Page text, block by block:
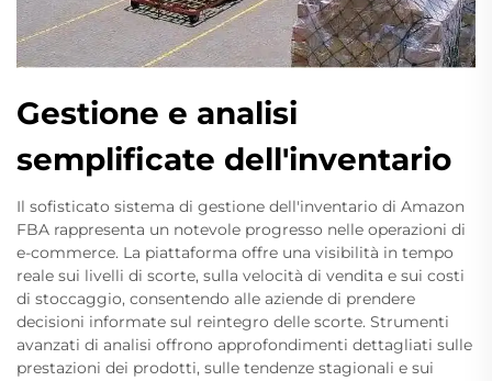
Gestione e analisi
semplificate dell'inventario
Il sofisticato sistema di gestione dell'inventario di Amazon
FBA rappresenta un notevole progresso nelle operazioni di
e-commerce. La piattaforma offre una visibilità in tempo
reale sui livelli di scorte, sulla velocità di vendita e sui costi
di stoccaggio, consentendo alle aziende di prendere
decisioni informate sul reintegro delle scorte. Strumenti
avanzati di analisi offrono approfondimenti dettagliati sulle
prestazioni dei prodotti, sulle tendenze stagionali e sui